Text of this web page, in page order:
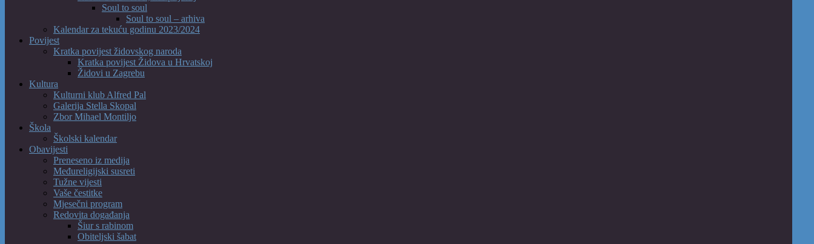
Soul to soul
Soul to soul – arhiva
Kalendar za tekuću godinu 2023/2024
Povijest
Kratka povijest židovskog naroda
Kratka povijest Židova u Hrvatskoj
Židovi u Zagrebu
Kultura
Kulturni klub Alfred Pal
Galerija Stella Skopal
Zbor Mihael Montiljo
Škola
Školski kalendar
Obavijesti
Preneseno iz medija
Međureligijski susreti
Tužne vijesti
Vaše čestitke
Mjesečni program
Redovita događanja
Šiur s rabinom
Obiteljski šabat